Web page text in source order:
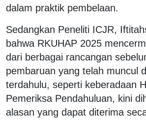
dalam praktik pembelaan.
Sedangkan Peneliti ICJR,
bahwa RKUHAP 2025
dari berbagai rancangan
pembaruan yang telah muncul
terdahulu, seperti keberadaan
Pemeriksa Pendahuluan, kini
alasan yang dapat diterima